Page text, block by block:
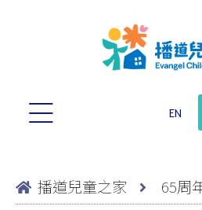
EN
播道兒童之家 65周